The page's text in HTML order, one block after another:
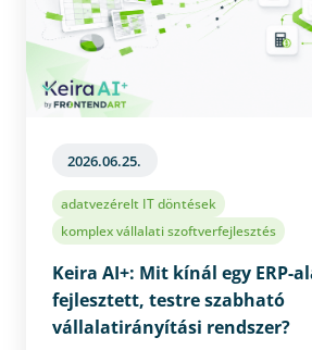
2026.06.25.
adatvezérelt IT döntések
komplex vállalati szoftverfejlesztés
Keira AI+: Mit kínál egy ERP-
fejlesztett, testre szabható
vállalatirányítási rendszer?